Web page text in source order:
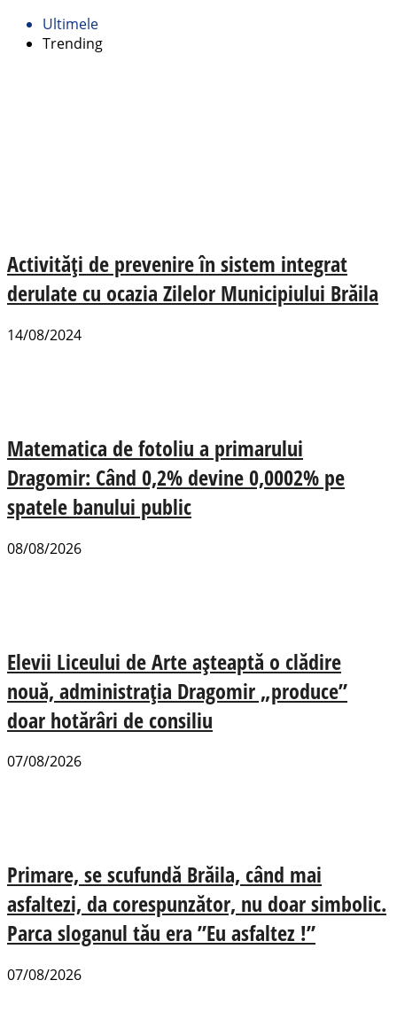
Ultimele
Trending
Activități de prevenire în sistem integrat
derulate cu ocazia Zilelor Municipiului Brăila
14/08/2024
Matematica de fotoliu a primarului
Dragomir: Când 0,2% devine 0,0002% pe
spatele banului public
08/08/2026
Elevii Liceului de Arte așteaptă o clădire
nouă, administrația Dragomir „produce”
doar hotărâri de consiliu
07/08/2026
Primare, se scufundă Brăila, când mai
asfaltezi, da corespunzător, nu doar simbolic.
Parca sloganul tău era ”Eu asfaltez !”
07/08/2026